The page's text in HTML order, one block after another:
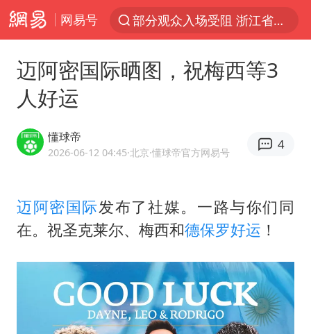
网易号
部分观众入场受阻 浙江省博物馆致歉
以“新”破局 首发经济点亮城市消费活力
U17国足三战全胜
OpenAI为免费用户升级GPT-5.6 Luna
毛宁转发梯田音乐会视频海外网友赞叹
泰国一女公务员妆容引争议 本人回应
巡查组提问 工作人员偷用手机查答案
迈阿密国际晒图，祝梅西等3
人好运
懂球帝
2026-06-12 04:45·北京·懂球帝官方网易号
4
迈阿密国际发布了社媒。一路与你们同
在。祝圣克莱尔、梅西和德保罗好运 ！